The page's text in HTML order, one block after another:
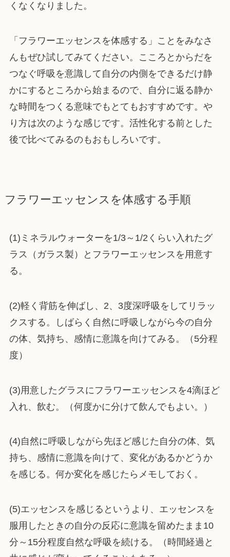
くなくなりました。
「フラワーエッセンスを体感する」ことをみなさ
んもぜひ試してみてください。こころとからだを
つなぐ呼吸を意識して自分の内側をできるだけ静
かにするところから始まるので、自分に返る静か
な時間をつくる意味でもとてもおすすめです。や
り方は次のような感じです。活性化する前とした
後で比べてみるのもおもしろいです。
フラワーエッセンスを体感する手順
(1)ミネラルウォーターを1/3～1/2くらい入れたグ
ラス（ガラス製）とフラワーエッセンスを用意す
る。
(2)軽く背筋を伸ばし、2、3度深呼吸をしてリラッ
クスする。しばらく自然に呼吸しながら今の自分
の体、気持ち、感情に意識を向けてみる。（5分程
度）
(3)用意したグラスにフラワーエッセンスを4滴ほど
入れ、飲む。（何度かに分けて飲んでもよい。）
(4)自然に呼吸しながら先ほど感じた自分の体、気
持ち、感情に意識を向けて、変化があるかどうか
を感じる。何か変化を感じたらメモしておく。
(5)エッセンスを感じるというより、エッセンスを
服用したときの自分の反応に意識を留めたまま10
分～15分程度自然な呼吸を続ける。（時間経過と